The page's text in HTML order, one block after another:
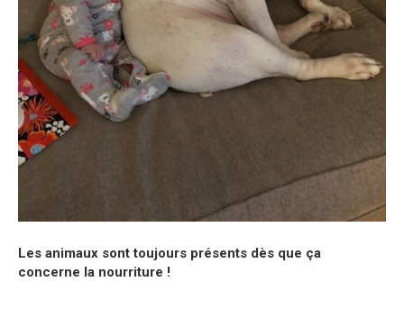
Les animaux sont toujours présents dès que ça
concerne la nourriture !